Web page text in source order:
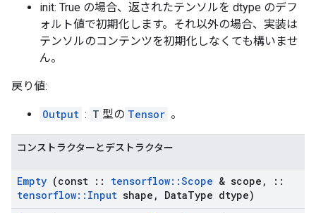
init: True の場合、返されたテンソルを dtype のデフ
ォルト値で初期化します。それ以外の場合、実装は
テンソルのコンテンツを初期化しなくても構いませ
ん。
戻り値:
Output : T 型の Tensor 。
コンストラクターとデストラクター
Empty (const :: tensorflow::Scope & scope ,
::
tensorflow:: Input shape , DataType dtype)